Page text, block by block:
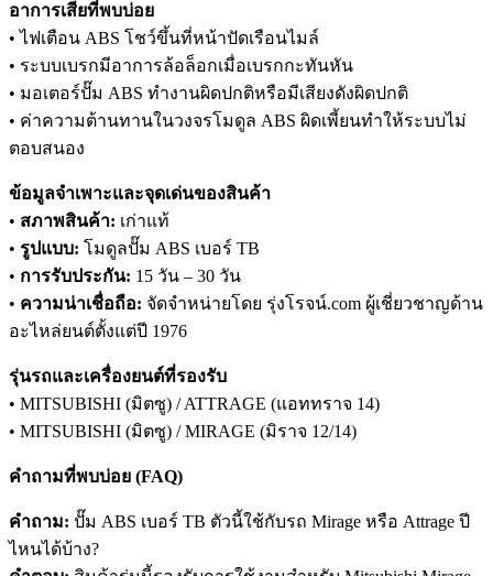
อาการเสียที่พบบ่อย
• ไฟเตือน ABS โชว์ขึ้นที่หน้าปัดเรือนไมล์
• ระบบเบรกมีอาการล้อล็อกเมื่อเบรกกะทันหัน
• มอเตอร์ปั๊ม ABS ทำงานผิดปกติหรือมีเสียงดังผิดปกติ
• ค่าความต้านทานในวงจรโมดูล ABS ผิดเพี้ยนทำให้ระบบไม่
ตอบสนอง
ข้อมูลจำเพาะและจุดเด่นของสินค้า
• สภาพสินค้า: เก่าแท้
• รูปแบบ: โมดูลปั๊ม ABS เบอร์ TB
• การรับประกัน: 15 วัน – 30 วัน
• ความน่าเชื่อถือ: จัดจำหน่ายโดย รุ่งโรจน์.com ผู้เชี่ยวชาญด้าน
อะไหล่ยนต์ตั้งแต่ปี 1976
รุ่นรถและเครื่องยนต์ที่รองรับ
• MITSUBISHI (มิตซู) / ATTRAGE (แอททราจ 14)
• MITSUBISHI (มิตซู) / MIRAGE (มิราจ 12/14)
คำถามที่พบบ่อย (FAQ)
คำถาม: ปั๊ม ABS เบอร์ TB ตัวนี้ใช้กับรถ Mirage หรือ Attrage ปี
ไหนได้บ้าง?